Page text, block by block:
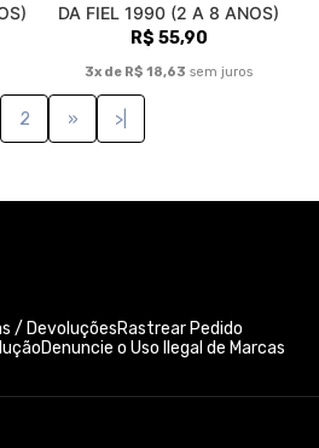
DA FIEL 1990 (2 A 8 ANOS)
R$ 55,90
3x de R$ 18,63 sem juros
2 » >|
/ DevoluçõesRastrear Pedido
Denuncie o Uso Ilegal de Marcas